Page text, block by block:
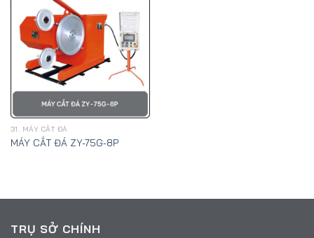
31. MÁY CẮT ĐÁ
MÁY CẮT ĐÁ ZY-75G-8P
TRỤ SỞ CHÍNH